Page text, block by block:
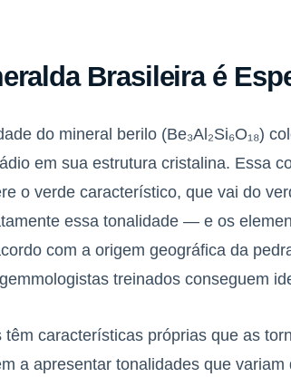
Brasileira é
do mineral berilo (Be₃Al₂Si₆O₁₈)
em sua estrutura cristalina. Essa
o verde característico, que vai do
essa tonalidade — e os
com a origem geográfica da
treinados conseguem
características próprias que as
a apresentar tonalidades que variam